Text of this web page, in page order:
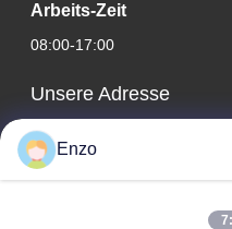
Arbeits-Zeit
08:00-17:00
Unsere Adresse
Adresse des
Nr. 599, Zhangbei Road,
Enzo